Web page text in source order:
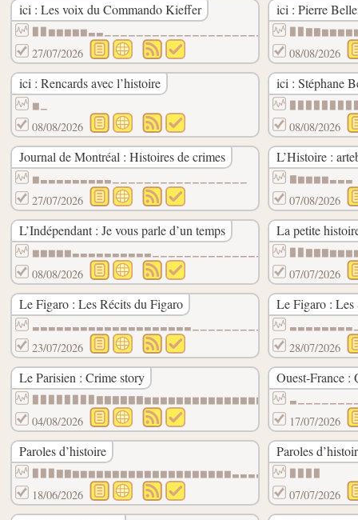
ici : Les voix du Commando Kieffer
▉▉▆▆▆▆▆▃▃▁▁▁▁▁▁▁▁▁▁▁▁▁▁▁▁▁▁▁▁▁▁▁▁▁▁▁▁
27/07/2026
ici : Pierre
08/08/2026
ici : Rencards avec l’histoire
▆▁
08/08/2026
ici : Stéphane
08/08/2026
Journal de Montréal : Histoires de crimes
▆▃▃▃▃▃▃▃▃▃▁▁▁▁▁▁▁▁▁▁▁▁▁▁▁▁▁
27/07/2026
L’Histoire :
▇▆▆▆▆▃▃▃
07/08/2026
L’Indépendant : Je vous parle d’un temps
08/08/2026
La petite
07/07/2026
Le Figaro : Les Récits du Figaro
23/07/2026
Le Figaro : Les
28/07/2026
Le Parisien : Crime story
04/08/2026
Ouest-France :
17/07/2026
Paroles d’histoire
18/06/2026
Paroles
07/07/2026